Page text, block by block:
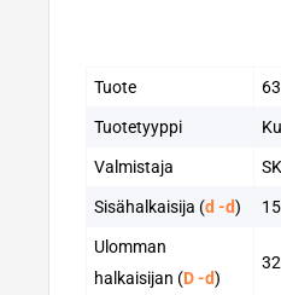
Tuote
Tuotetyyppi
Valmistaja
Sisähalkaisija (d -d)
Ulomman
halkaisijan (D -d)